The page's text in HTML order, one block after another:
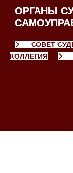
ОРГАНЫ
СОВЕТ
КОЛЛЕГИЯ